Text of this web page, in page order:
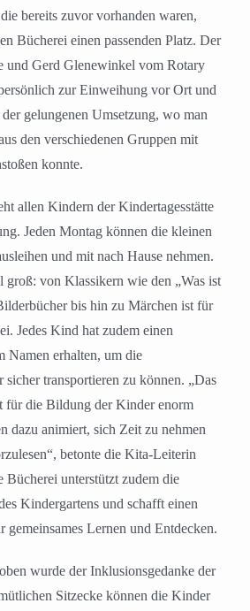
bereits zuvor vorhanden waren,
Bücherei einen passenden Platz. Der
und Gerd Glenewinkel vom Rotary
zur Einweihung vor Ort und
gelungenen Umsetzung, wo man
den verschiedenen Gruppen mit
konnte.
allen Kindern der Kindertagesstätte
Jeden Montag können die kleinen
und mit nach Hause nehmen.
groß: von Klassikern wie den „Was ist
bis hin zu Märchen ist für
Jedes Kind hat zudem einen
Namen erhalten, um die
sicher transportieren zu können. „Das
für die Bildung der Kinder enorm
dazu animiert, sich Zeit zu nehmen
betonte die Kita-Leiterin
Bücherei unterstützt zudem die
Kindergartens und schafft einen
gemeinsames Lernen und Entdecken.
wurde der Inklusionsgedanke der
Sitzecke können die Kinder